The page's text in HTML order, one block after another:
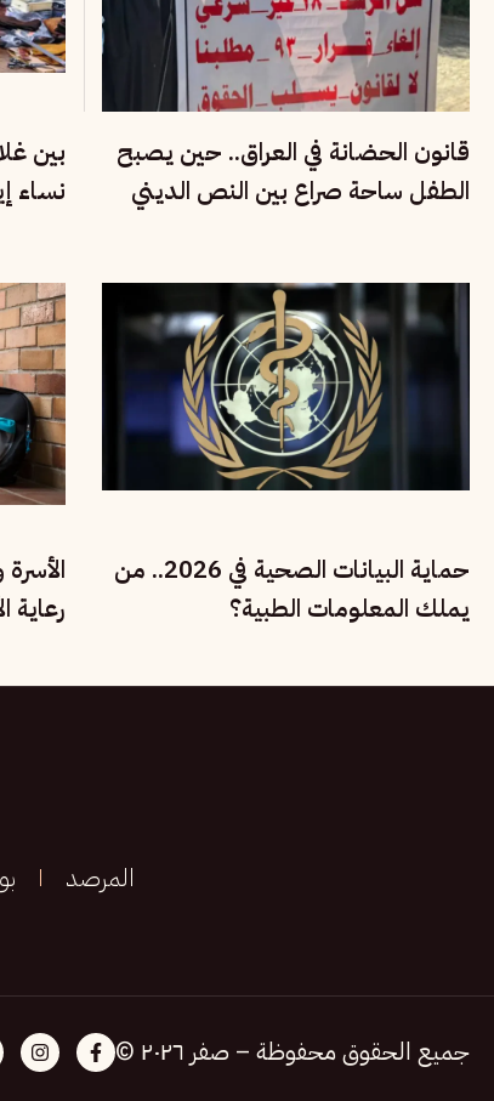
قانون الحضانة في العراق.. حين يصبح
الطفل ساحة صراع بين النص الديني
بين
نساء
حماية البيانات الصحية في 2026.. من
يملك المعلومات الطبية؟
رعاية
المرصد
جميع الحقوق محفوظة – صفر ٢٠٢٦ ©